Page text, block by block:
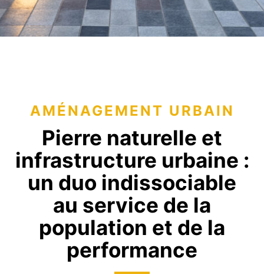
AMÉNAGEMENT URBAIN
Pierre naturelle et
infrastructure urbaine :
un duo indissociable
au service de la
population et de la
performance